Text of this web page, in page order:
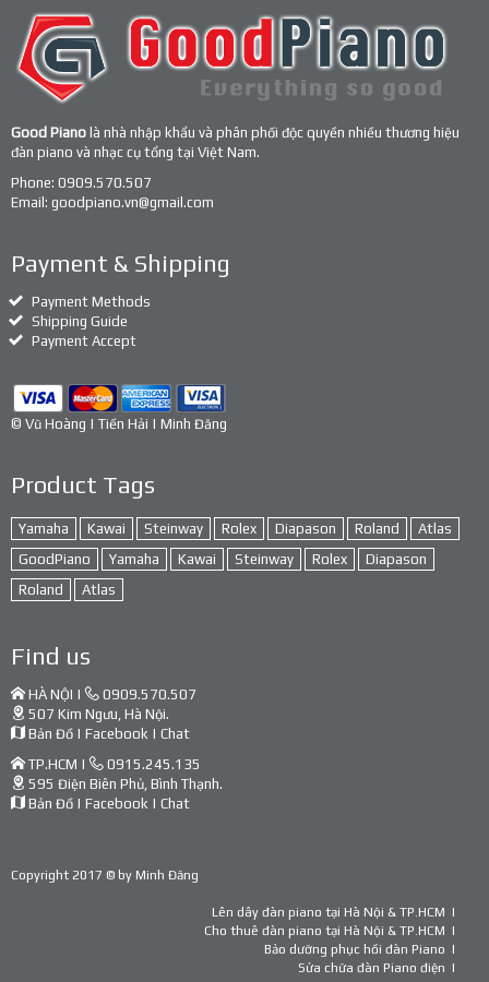
Good Piano là nhà nhập khẩu và phân phối độc quyền nhiều thương hiệu
đàn piano và nhạc cụ tổng tại Việt Nam.
Phone: 0909.570.507
Email: goodpiano.vn@gmail.com
Payment & Shipping
Payment Methods
Shipping Guide
Payment Accept
© Vũ Hoàng | Tiến Hải | Minh Đăng
Product Tags
Yamaha Kawai Steinway Rolex Diapason Roland
Atlas
GoodPiano
Yamaha Kawai Steinway Rolex
Diapason
Roland
Atlas
Find us
HÀ NỘI |
0909.570.507
507 Kim Ngưu, Hà Nội.
Bản Đồ | Facebook | Chat
TP.HCM |
0915.245.135
595 Điện Biên Phủ, Bình Thạnh.
Bản Đồ | Facebook | Chat
Copyright 2017 © by Minh Đăng
Lên dây đàn piano tại Hà Nội & TP.HCM
Cho thuê đàn piano tại Hà Nội & TP.HCM
Bảo dưỡng phục hồi đàn Piano
Sửa chữa đàn Piano điện